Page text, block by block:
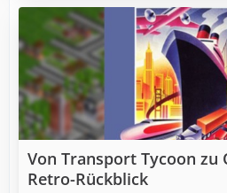
Von Transport Tycoon zu
Retro-Rückblick